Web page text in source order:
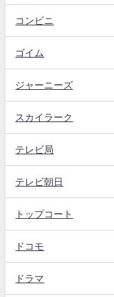
コンビニ
ゴイム
ジャーニーズ
スカイラーク
テレビ局
テレビ朝日
トップコート
ドコモ
ドラマ